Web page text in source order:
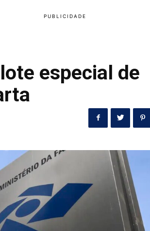
especial de